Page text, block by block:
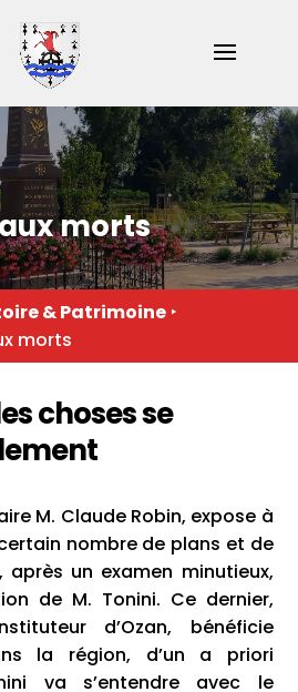
morts
& Patrimoine‣
morts
choses se
M. Claude Robin, expose à
nombre de plans et de
après un examen minutieux,
de M. Tonini. Ce dernier,
d’Ozan, bénéficie
la région, d’un a priori
va s’entendre avec le